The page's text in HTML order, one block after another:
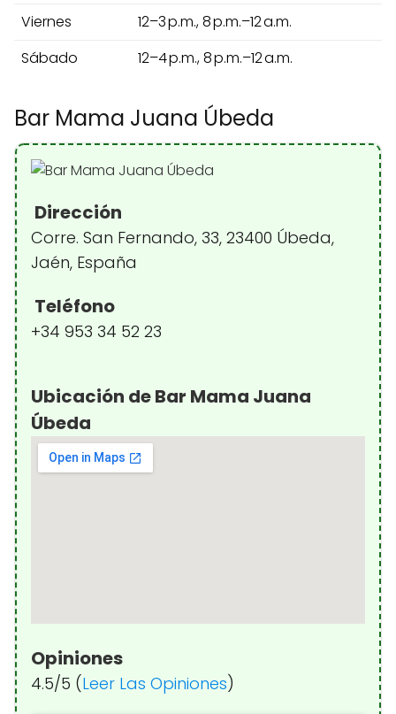
Viernes
12–3 p.m., 8 p.m.–12 a.m.
Sábado
12–4 p.m., 8 p.m.–12 a.m.
Bar Mama Juana Úbeda
Dirección
Corre. San Fernando, 33, 23400 Úbeda,
Jaén, España
Teléfono
+34 953 34 52 23
Ubicación de Bar Mama Juana
Úbeda
Opiniones
4.5/5 (Leer Las Opiniones)